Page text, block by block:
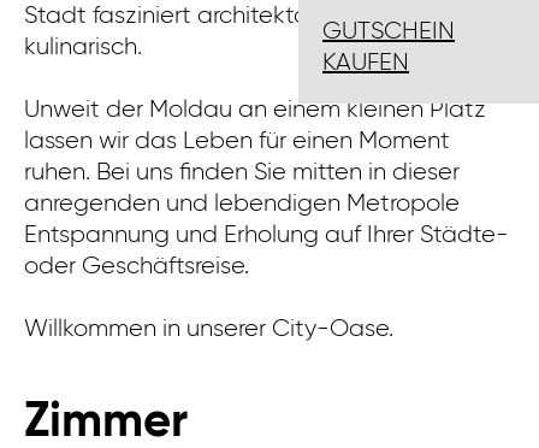
GUTSCHEIN
KAUFEN
Stadt fasziniert architektonisch, kulturell und
kulinarisch.
Unweit der Moldau an einem kleinen Platz
lassen wir das Leben für einen Moment
ruhen. Bei uns finden Sie mitten in dieser
anregenden und lebendigen Metropole
Entspannung und Erholung auf Ihrer Städte-
oder Geschäftsreise.
Willkommen in unserer City-Oase.
Zimmer